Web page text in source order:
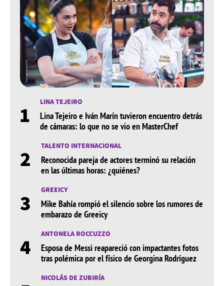
1 LINA TEJEIRO
Lina Tejeiro e Iván Marín tuvieron encuentro detrás
de cámaras: lo que no se vio en MasterChef
2 TALENTO INTERNACIONAL
Reconocida pareja de actores terminó su relación
en las últimas horas: ¿quiénes?
3 GREEICY
Mike Bahía rompió el silencio sobre los rumores de
embarazo de Greeicy
4 ANTONELA ROCCUZZO
Esposa de Messi reapareció con impactantes fotos
tras polémica por el físico de Georgina Rodríguez
NICOLÁS DE ZUBIRÍA